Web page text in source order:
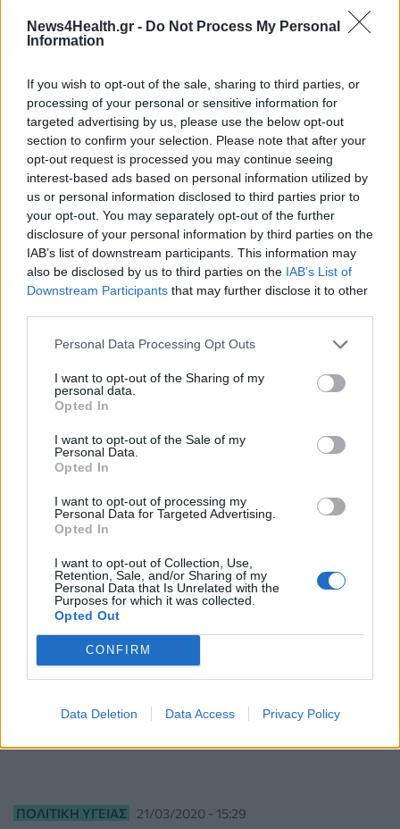
News4Health.gr - Do Not Process My Personal
Information
If you wish to opt-out of the sale, sharing to third parties, or
processing of your personal or sensitive information for
targeted advertising by us, please use the below opt-out
section to confirm your selection. Please note that after your
opt-out request is processed you may continue seeing
interest-based ads based on personal information utilized by
us or personal information disclosed to third parties prior to
your opt-out. You may separately opt-out of the further
disclosure of your personal information by third parties on the
IAB’s list of downstream participants. This information may
also be disclosed by us to third parties on the IAB’s List of
Downstream Participants that may further disclose it to other
Personal Data Processing Opt Outs
I want to opt-out of the Sharing of my
personal data.
Opted In
I want to opt-out of the Sale of my
Personal Data.
Opted In
I want to opt-out of processing my
Personal Data for Targeted Advertising.
Opted In
I want to opt-out of Collection, Use,
Retention, Sale, and/or Sharing of my
Personal Data that Is Unrelated with the
Purposes for which it was collected.
Opted Out
CONFIRM
Data Deletion Data Access Privacy Policy
Έκκληση ασθενών στον Πρωθυπουργό για την
προστασία τους : Μένουν μετέωροι χρονίως
ανοσοκατεσταλμένοι
ΠΟΛΙΤΙΚΉ ΥΓΕΊΑΣ
Κορονοϊός Ελλάδα : Καμπανάκι Τσιόδρα για
οίκους ευγηρίας και θεραπευτήρια χρονίων
παθήσεων
ΠΟΛΙΤΙΚΉ ΥΓΕΊΑΣ 21/03/2020 - 15:29